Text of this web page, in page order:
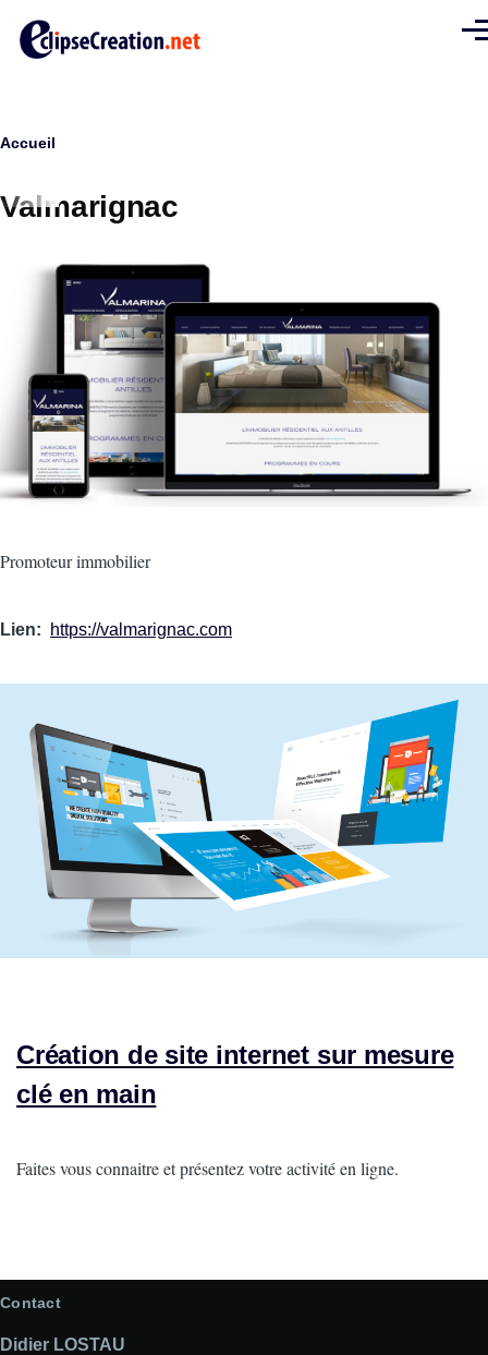
Fil
d'Ariane
Accueil
Valmarignac
Intro
Promoteur immobilier
Lien https://valmarignac.com
Création de site internet sur mesure
clé en main
Intro
Faites vous connaitre et présentez votre activité en ligne.
Contact
Didier LOSTAU